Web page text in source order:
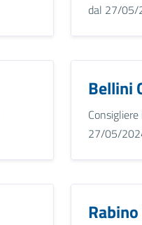
dal 27/
Bellini
27/05/